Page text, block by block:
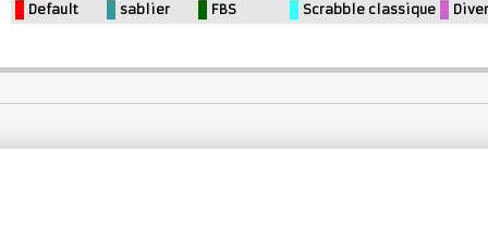
Default sablier FBS Scrabble classique